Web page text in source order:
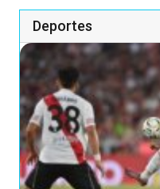
Deportes